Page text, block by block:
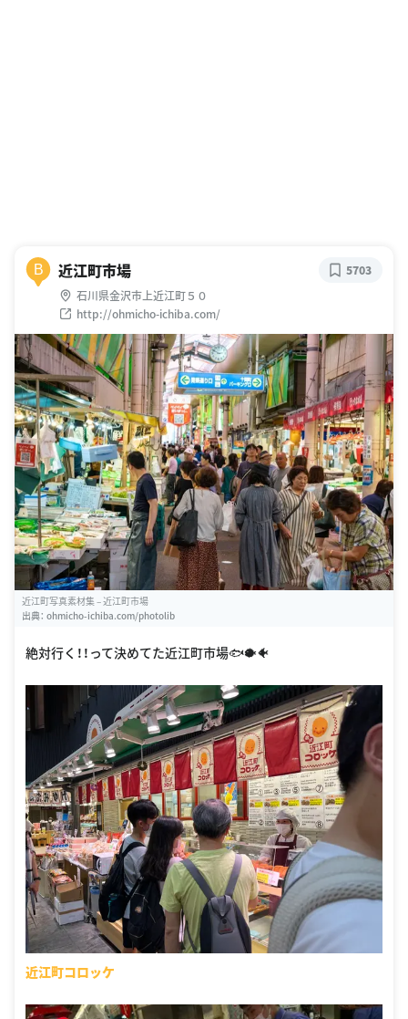
B 近江町市場
石川県金沢市上近江町５０
http://ohmicho-ichiba.com/
5703
近江町写真素材集 – 近江町市場
出典： ohmicho-ichiba.com/photolib
絶対行く！！って決めてた近江町市場🐟🐡🐠
近江町コロッケ